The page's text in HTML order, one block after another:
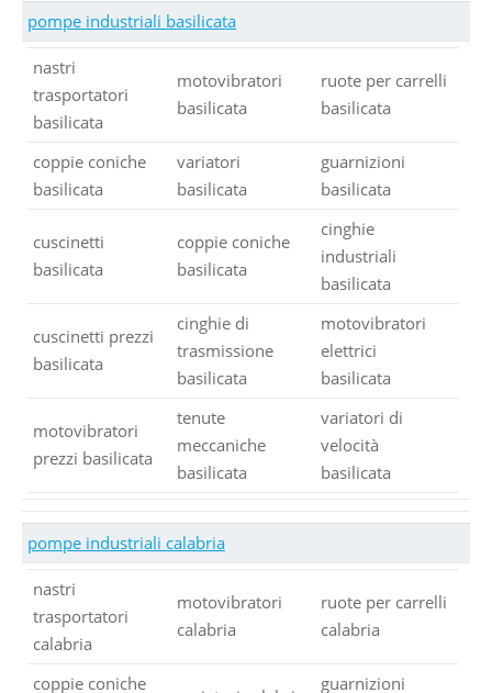
pompe industriali basilicata
nastri
trasportatori
basilicata
motovibratori
basilicata
ruote per carrelli
basilicata
coppie coniche
basilicata
variatori
basilicata
guarnizioni
basilicata
cuscinetti
basilicata
coppie coniche
basilicata
cinghie
industriali
basilicata
cuscinetti prezzi
basilicata
cinghie di
trasmissione
basilicata
motovibratori
elettrici
basilicata
motovibratori
prezzi basilicata
tenute
meccaniche
basilicata
variatori di
velocità
basilicata
pompe industriali calabria
nastri
trasportatori
calabria
motovibratori
calabria
ruote per carrelli
calabria
coppie coniche guarnizioni